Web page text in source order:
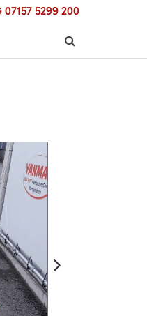
07157 5299 200